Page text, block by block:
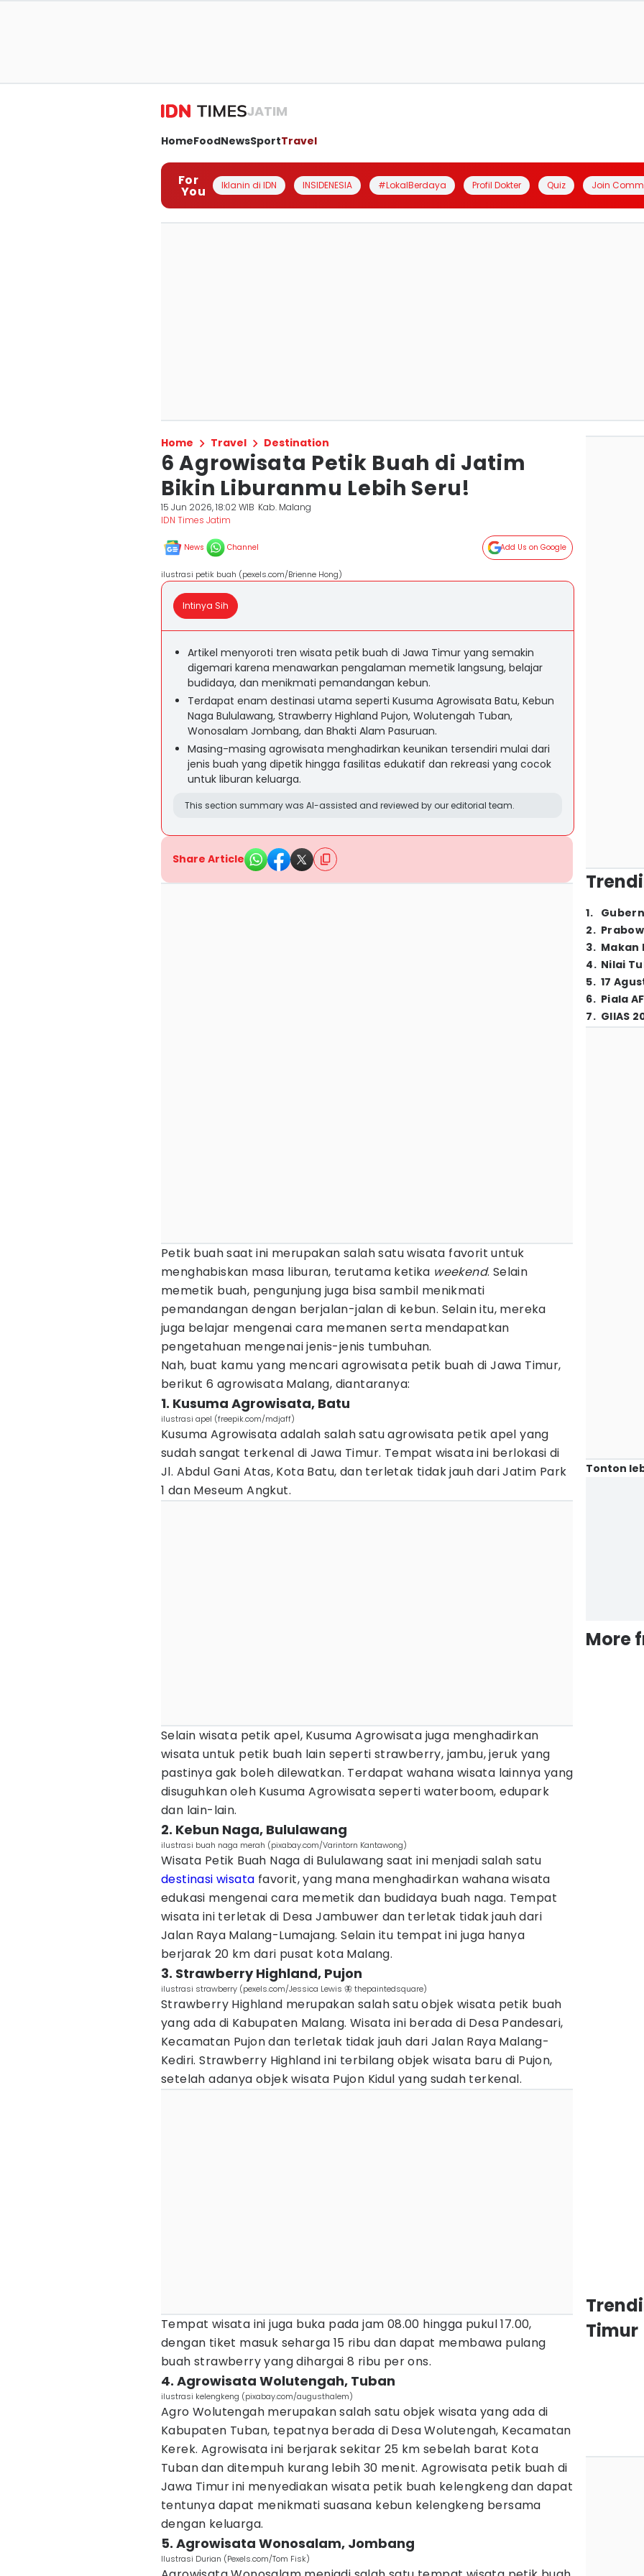
JATIM
HomeFoodNewsSportTravel
For
You Iklanin di IDN INSIDENESIA #LokalBerdaya Profil Dokter Quiz Join
Home Travel Destination
6 Agrowisata Petik Buah di Jatim
Bikin Liburanmu Lebih Seru!
15 Jun 2026, 18:02 WIB Kab. Malang
IDN Times Jatim
News Channel Add Us on Google
ilustrasi petik buah (pexels.com/Brienne Hong)
Intinya Sih
Artikel menyoroti tren wisata petik buah di Jawa Timur yang semakin
digemari karena menawarkan pengalaman memetik langsung, belajar
budidaya, dan menikmati pemandangan kebun.
Terdapat enam destinasi utama seperti Kusuma Agrowisata Batu, Kebun
Naga Bululawang, Strawberry Highland Pujon, Wolutengah Tuban,
Wonosalam Jombang, dan Bhakti Alam Pasuruan.
Masing-masing agrowisata menghadirkan keunikan tersendiri mulai dari
jenis buah yang dipetik hingga fasilitas edukatif dan rekreasi yang cocok
untuk liburan keluarga.
This section summary was AI-assisted and reviewed by our editorial team.
Share Article
Petik buah saat ini merupakan salah satu wisata favorit untuk
menghabiskan masa liburan, terutama ketika weekend. Selain
memetik buah, pengunjung juga bisa sambil menikmati
pemandangan dengan berjalan-jalan di kebun. Selain itu, mereka
juga belajar mengenai cara memanen serta mendapatkan
pengetahuan mengenai jenis-jenis tumbuhan.
Nah, buat kamu yang mencari agrowisata petik buah di Jawa Timur,
berikut 6 agrowisata Malang, diantaranya:
1. Kusuma Agrowisata, Batu
ilustrasi apel (freepik.com/mdjaff)
Kusuma Agrowisata adalah salah satu agrowisata petik apel yang
sudah sangat terkenal di Jawa Timur. Tempat wisata ini berlokasi di
Jl. Abdul Gani Atas, Kota Batu, dan terletak tidak jauh dari Jatim Park
1 dan Meseum Angkut.
Selain wisata petik apel, Kusuma Agrowisata juga menghadirkan
wisata untuk petik buah lain seperti strawberry, jambu, jeruk yang
pastinya gak boleh dilewatkan. Terdapat wahana wisata lainnya yang
disuguhkan oleh Kusuma Agrowisata seperti waterboom, edupark
dan lain-lain.
2. Kebun Naga, Bululawang
ilustrasi buah naga merah (pixabay.com/Varintorn Kantawong)
Wisata Petik Buah Naga di Bululawang saat ini menjadi salah satu
destinasi wisata favorit, yang mana menghadirkan wahana wisata
edukasi mengenai cara memetik dan budidaya buah naga. Tempat
wisata ini terletak di Desa Jambuwer dan terletak tidak jauh dari
Jalan Raya Malang-Lumajang. Selain itu tempat ini juga hanya
berjarak 20 km dari pusat kota Malang.
3. Strawberry Highland, Pujon
ilustrasi strawberry (pexels.com/Jessica Lewis 🦋 thepaintedsquare)
Strawberry Highland merupakan salah satu objek wisata petik buah
yang ada di Kabupaten Malang. Wisata ini berada di Desa Pandesari,
Kecamatan Pujon dan terletak tidak jauh dari Jalan Raya Malang-
Kediri. Strawberry Highland ini terbilang objek wisata baru di Pujon,
setelah adanya objek wisata Pujon Kidul yang sudah terkenal.
Tempat wisata ini juga buka pada jam 08.00 hingga pukul 17.00,
dengan tiket masuk seharga 15 ribu dan dapat membawa pulang
buah strawberry yang dihargai 8 ribu per ons.
4. Agrowisata Wolutengah, Tuban
ilustrasi kelengkeng (pixabay.com/augusthalem)
Agro Wolutengah merupakan salah satu objek wisata yang ada di
Kabupaten Tuban, tepatnya berada di Desa Wolutengah, Kecamatan
Kerek. Agrowisata ini berjarak sekitar 25 km sebelah barat Kota
Tuban dan ditempuh kurang lebih 30 menit. Agrowisata petik buah di
Jawa Timur ini menyediakan wisata petik buah kelengkeng dan dapat
tentunya dapat menikmati suasana kebun kelengkeng bersama
dengan keluarga.
5. Agrowisata Wonosalam, Jombang
Ilustrasi Durian (Pexels.com/Tom Fisk)
1.
2.
3. Makan
4. Nilai
5. 17
6. Piala
7. GIIAS
Tonton
More
Timur